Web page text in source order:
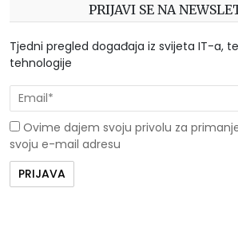
PRIJAVI SE NA
Tjedni pregled događaja iz svijeta IT-a,
tehnologije
Ovime dajem svoju privolu za
svoju e-mail adresu